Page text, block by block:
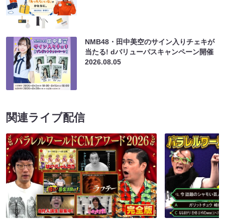
NMB48・田中美空のサイン入りチェキが
当たる! dバリューパスキャンペーン開催
2026.08.05
関連ライブ配信